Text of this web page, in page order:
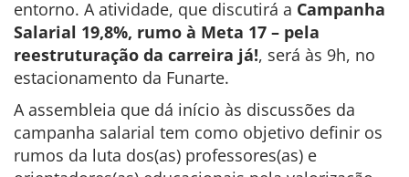
entorno. A atividade, que discutirá a Campanha
Salarial 19,8%, rumo à Meta 17 – pela
reestruturação da carreira já!, será às 9h, no
estacionamento da Funarte.
A assembleia que dá início às discussões da
campanha salarial tem como objetivo definir os
rumos da luta dos(as) professores(as) e